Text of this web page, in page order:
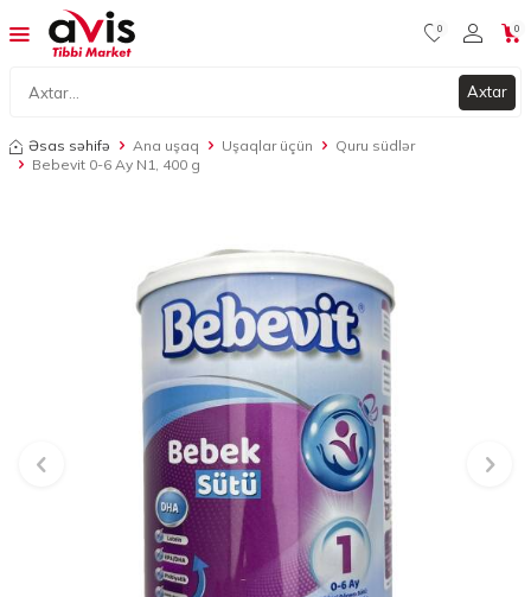
Axtar
0 0
Əsas səhifə Ana uşaq Uşaqlar üçün
Quru südlər
Bebevit 0-6 Ay N1, 400 g